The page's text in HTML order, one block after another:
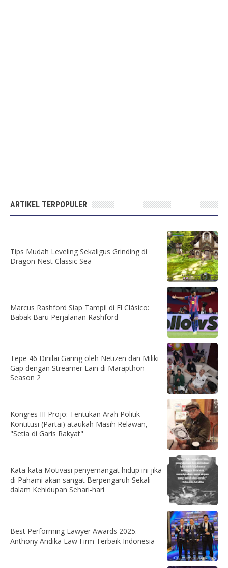
ARTIKEL TERPOPULER
Tips Mudah Leveling Sekaligus Grinding di
Dragon Nest Classic Sea
Marcus Rashford Siap Tampil di El Clásico:
Babak Baru Perjalanan Rashford
Tepe 46 Dinilai Garing oleh Netizen dan Miliki
Gap dengan Streamer Lain di Marapthon
Season 2
Kongres III Projo: Tentukan Arah Politik
Kontitusi (Partai) ataukah Masih Relawan,
"Setia di Garis Rakyat"
Kata-kata Motivasi penyemangat hidup ini jika
di Pahami akan sangat Berpengaruh Sekali
dalam Kehidupan Sehari-hari
Best Performing Lawyer Awards 2025.
Anthony Andika Law Firm Terbaik Indonesia